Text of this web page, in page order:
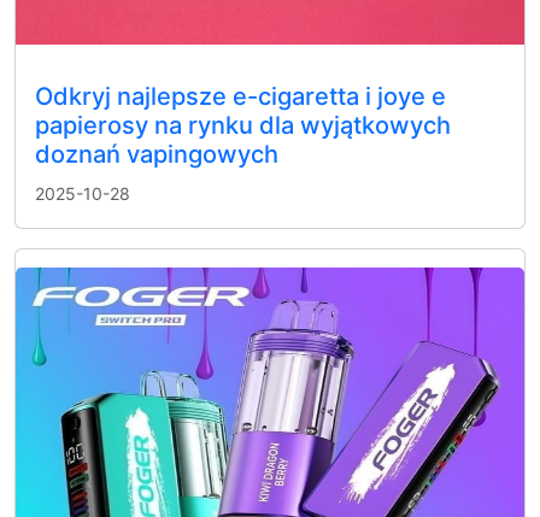
Odkryj najlepsze e-cigaretta i joye e
papierosy na rynku dla wyjątkowych
doznań vapingowych
2025-10-28